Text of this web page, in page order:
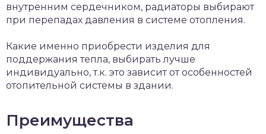
внутренним сердечником, радиаторы выбирают
при перепадах давления в системе отопления.
Какие именно приобрести изделия для
поддержания тепла, выбирать лучше
индивидуально, т.к. это зависит от особенностей
отопительной системы в здании.
Преимущества